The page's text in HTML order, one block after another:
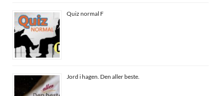
Quiz normal F
Jord i hagen. Den aller beste.